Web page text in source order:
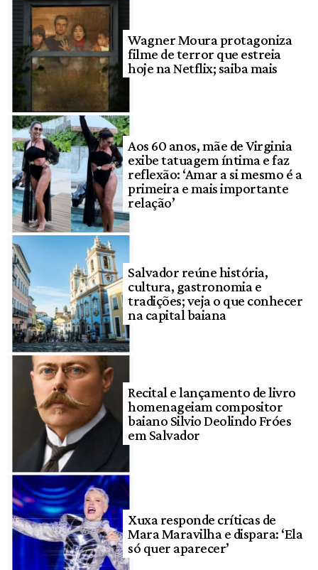
Wagner Moura protagoniza
filme de terror que estreia
hoje na Netflix; saiba mais
Aos 60 anos, mãe de Virginia
exibe tatuagem íntima e faz
reflexão: ‘Amar a si mesmo é a
primeira e mais importante
relação’
Salvador reúne história,
cultura, gastronomia e
tradições; veja o que conhecer
na capital baiana
Recital e lançamento de livro
homenageiam compositor
baiano Silvio Deolindo Fróes
em Salvador
Xuxa responde críticas de
Mara Maravilha e dispara: ‘Ela
só quer aparecer’